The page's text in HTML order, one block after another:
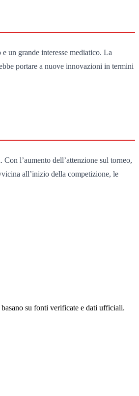
un grande interesse mediatico. La
portare a nuove innovazioni in termini
l’aumento dell’attenzione sul torneo,
all’inizio della competizione, le
su fonti verificate e dati ufficiali.